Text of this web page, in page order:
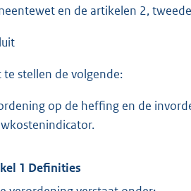
en de artikelen 2,
te stellen de volgende:
op de heffing en de
1 Definities